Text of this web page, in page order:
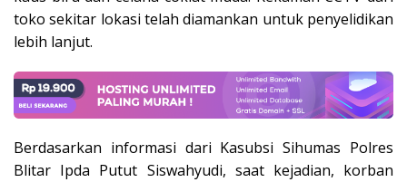
toko sekitar lokasi telah diamankan untuk penyelidikan
lebih lanjut.
Berdasarkan informasi dari Kasubsi Sihumas Polres
Blitar Ipda Putut Siswahyudi, saat kejadian, korban